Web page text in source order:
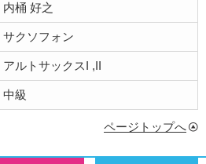
内桶 好之
サクソフォン
アルトサックスI ,II
中級
ページトップへ